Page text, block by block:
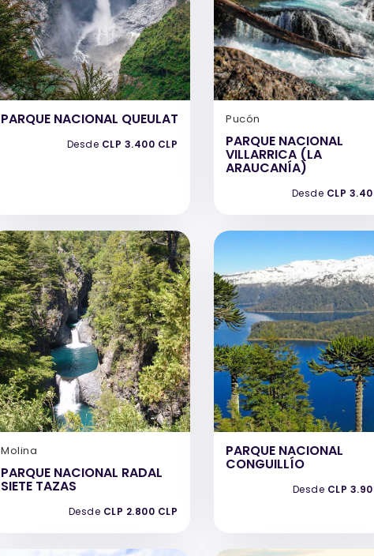
PARQUE NACIONAL QUEULAT
Desde CLP 3.400 CLP
Pucón
PARQUE NACIONAL
VILLARRICA (LA
ARAUCANÍA)
Desde CLP
Molina
PARQUE NACIONAL RADAL
SIETE TAZAS
Desde CLP 2.800 CLP
PARQUE NACIONAL
CONGUILLÍO
Desde CLP